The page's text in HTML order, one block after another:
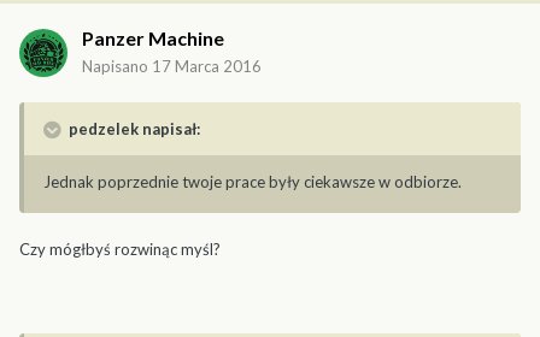
Panzer Machine
Napisano 17 Marca 2016
pedzelek napisał:
Jednak poprzednie twoje prace były ciekawsze w odbiorze.
Czy mógłbyś rozwinąc myśl?